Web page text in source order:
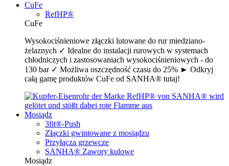
CuFe
RefHP®
CuFe
Wysokociśnieniowe złączki lutowane do rur miedziano-
żelaznych ✓ Idealne do instalacji rurowych w systemach
chłodniczych i zastosowaniach wysokociśnieniowych - do
130 bar ✓ Możliwa oszczędność czasu do 25% ► Odkryj
całą gamę produktów CuFe od SANHA® tutaj!
Mosiądz
3fit®-Push
Złączki gwintowane z mosiądzu
Przyłącza grzewcze
SANHA® Zawory kulowe
Mosiądz